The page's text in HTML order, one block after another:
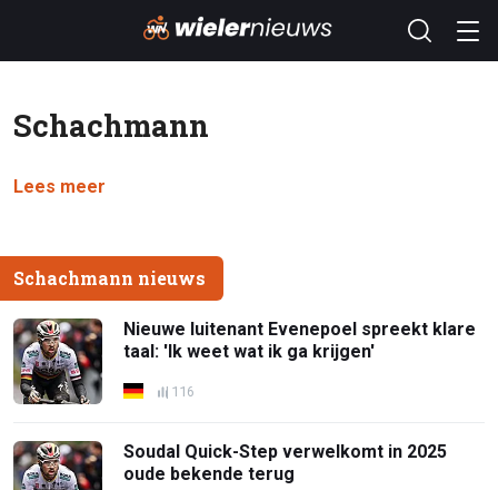
Schachmann
Lees meer
Schachmann nieuws
Nieuwe luitenant Evenepoel spreekt klare
taal: 'Ik weet wat ik ga krijgen'
116
Soudal Quick-Step verwelkomt in 2025
oude bekende terug